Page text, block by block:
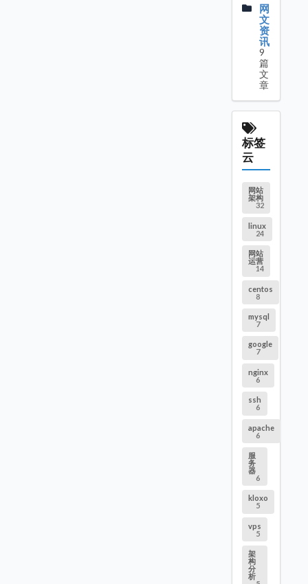
网
文
资
讯
9
篇
文
章
标签
云
网站
架构
32
linux
24
网站
运营
14
centos
8
mysql
7
google
7
nginx
6
ssh
6
apache
6
服
务
器
6
kloxo
5
vps
5
架
构
分
析